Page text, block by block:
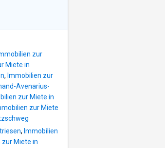
zur
Miete in
, Immobilien zur
Avenarius-
zur Miete in
zur Miete
, Immobilien
zur Miete in